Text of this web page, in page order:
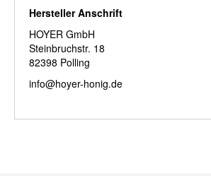
Hersteller Anschrift
HOYER GmbH
Steinbruchstr. 18
82398 Polling
info@hoyer-honig.de